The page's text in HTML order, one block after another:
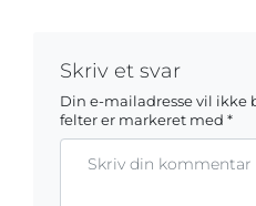
Skriv et svar
Din e-mailadresse vil ikke
felter er markeret med *